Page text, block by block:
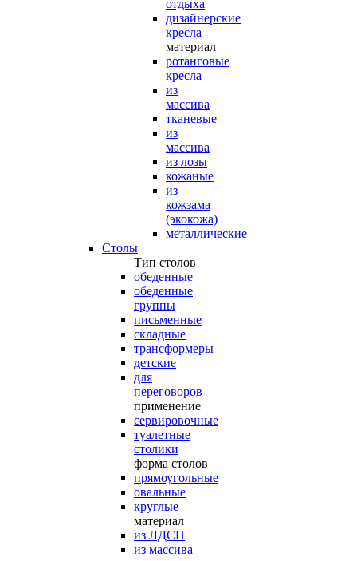
отдыха
дизайнерские
кресла
материал
ротанговые
кресла
из
массива
тканевые
из
массива
из лозы
кожаные
из
кожзама
(экокожа)
металлические
Столы
Тип столов
обеденные
обеденные
группы
письменные
складные
трансформеры
детские
для
переговоров
применение
сервировочные
туалетные
столики
форма столов
прямоугольные
овальные
круглые
материал
из ЛДСП
из массива